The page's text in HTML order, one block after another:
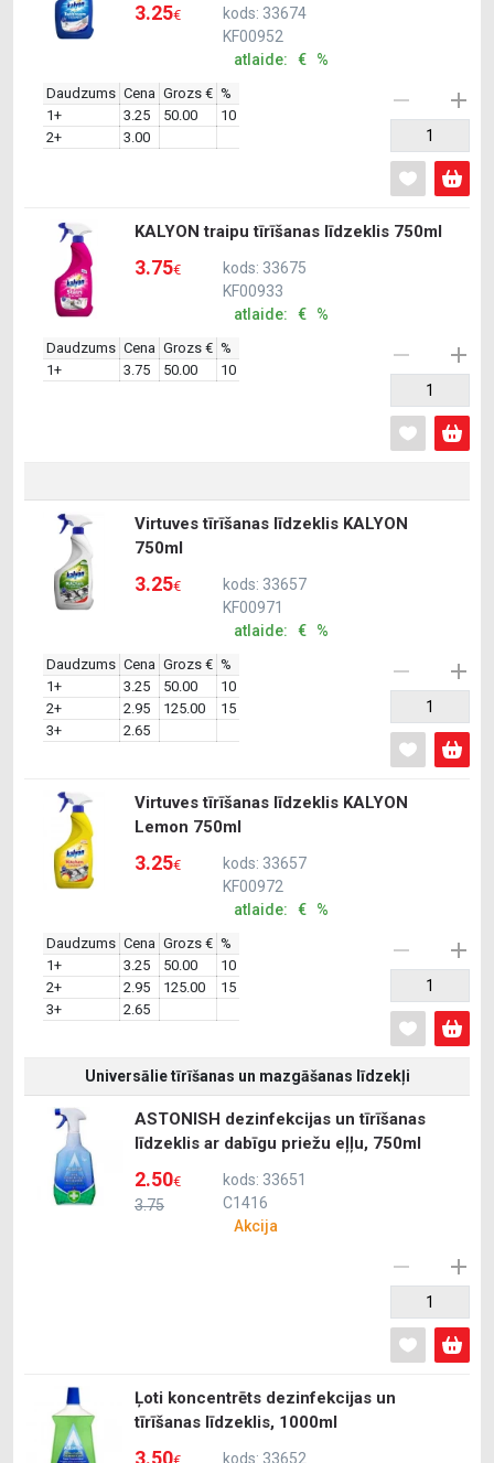
3.25€
kods: 33674
KF00952
atlaide: € %
Daudzums Cena Grozs € %
1+
3.25 50.00
10
2+
3.00
KALYON traipu tīrīšanas līdzeklis 750ml
3.75€
kods: 33675
KF00933
atlaide: € %
Daudzums Cena Grozs € %
1+
3.75 50.00 10
Virtuves tīrīšanas līdzeklis KALYON
750ml
3.25€
kods: 33657
KF00971
atlaide: € %
Daudzums Cena Grozs € %
1+
3.25 50.00
10
2+
2.95 125.00
15
3+
2.65
Virtuves tīrīšanas līdzeklis KALYON
Lemon 750ml
3.25€
kods: 33657
KF00972
atlaide: € %
Daudzums Cena Grozs € %
1+
3.25 50.00
10
2+
2.95 125.00
15
3+
2.65
Universālie tīrīšanas un mazgāšanas līdzekļi
ASTONISH dezinfekcijas un tīrīšanas
līdzeklis ar dabīgu priežu eļļu, 750ml
3.75
2.50€
kods: 33651
C1416
Akcija
Ļoti koncentrēts dezinfekcijas un
tīrīšanas līdzeklis, 1000ml
3.50 kods: 33652